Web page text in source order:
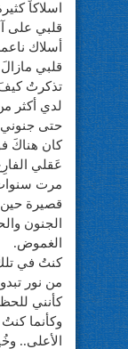
اسلاكاً
قلبي على
أسلاك
قلبي
تذكرتُ كيفَ
لدي أكثر
حتى جنوني
كان هناكَ
عَقلي
مرت
قصيرة
الجنون
الغموض.
كنتُ في
من نور
كأنني
وكأنما
الأعلى..